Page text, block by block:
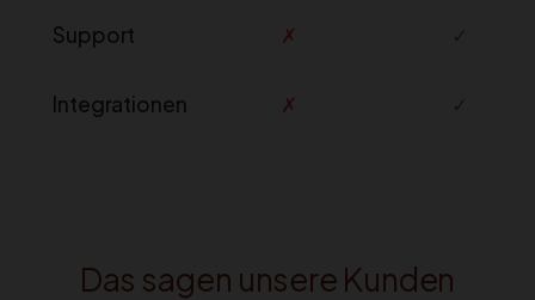
Support ✗ ✓
Integrationen ✗ ✓
Das sagen unsere Kunden